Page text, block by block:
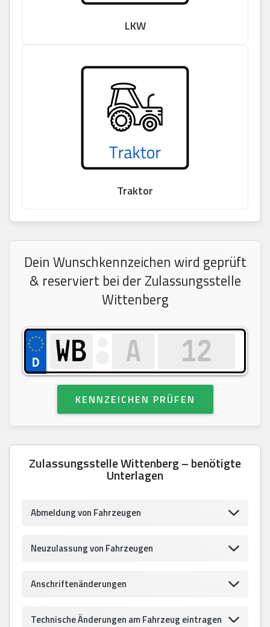
LKW
Traktor
Dein Wunschkennzeichen wird geprüft
& reserviert bei der Zulassungsstelle
Wittenberg
KENNZEICHEN PRÜFEN
Zulassungsstelle Wittenberg – benötigte
Unterlagen
Abmeldung von Fahrzeugen
Neuzulassung von Fahrzeugen
Anschriftenänderungen
Technische Änderungen am Fahrzeug eintragen